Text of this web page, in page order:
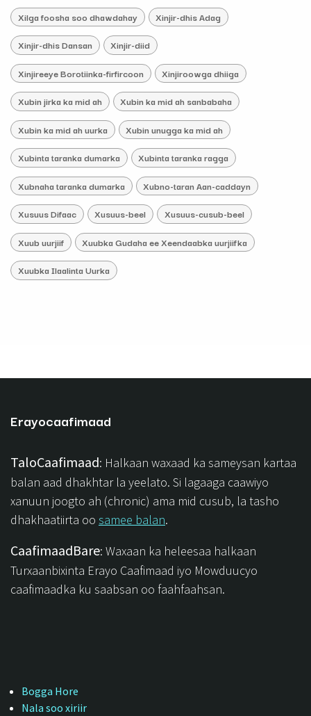
Xilga foosha soo dhawdahay Xinjir-dhis Adag
Xinjir-dhis Dansan Xinjir-diid
Xinjireeye Borotiinka-firfircoon Xinjiroowga dhiiga
Xubin jirka ka mid ah Xubin ka mid ah sanbabaha
Xubin ka mid ah uurka Xubin unugga ka mid ah
Xubinta taranka dumarka Xubinta taranka ragga
Xubnaha taranka dumarka Xubno-taran Aan-caddayn
Xusuus Difaac Xusuus-beel Xusuus-cusub-beel
Xuub uurjiif Xuubka Gudaha ee Xeendaabka uurjiifka
Xuubka Ilaalinta Uurka
Erayocaafimaad
TaloCaafimaad: Halkaan waxaad ka sameysan kartaa
balan aad dhakhtar la yeelato. Si lagaaga caawiyo
xanuun joogto ah (chronic) ama mid cusub, la tasho
dhakhaatiirta oo samee balan.
CaafimaadBare: Waxaan ka heleesaa halkaan
Turxaanbixinta Erayo Caafimaad iyo Mowduucyo
caafimaadka ku saabsan oo faahfaahsan.
Bogga Hore
Nala soo xiriir